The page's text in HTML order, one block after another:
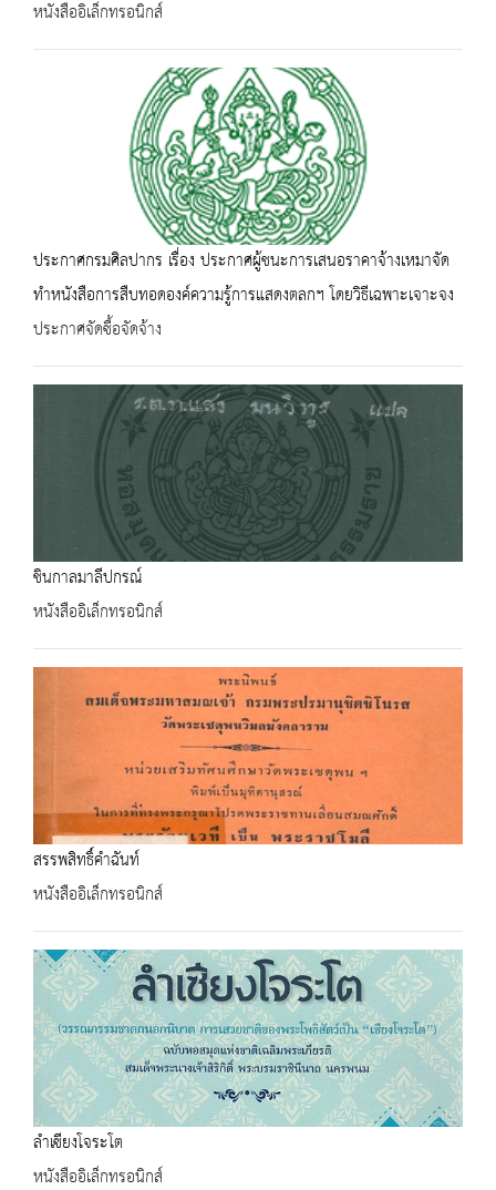
หนังสืออิเล็กทรอนิกส์
ประกาศกรมศิลปากร เรื่อง ประกาศผู้ชนะการเสนอราคาจ้างเหมาจัด
ทำหนังสือการสืบทอดองค์ความรู้การแสดงตลกฯ โดยวิธีเฉพาะเจาะจง
ประกาศจัดซื้อจัดจ้าง
ชินกาลมาลีปกรณ์
หนังสืออิเล็กทรอนิกส์
สรรพสิทธิ์คำฉันท์
หนังสืออิเล็กทรอนิกส์
ลำเซียงโจระโต
หนังสืออิเล็กทรอนิกส์